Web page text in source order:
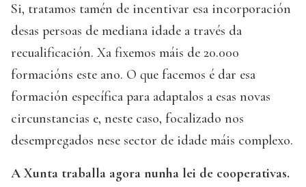
Si, tratamos tamén de incentivar esa incorporación
desas persoas de mediana idade a través da
recualificación. Xa fixemos máis de 20.000
formacións este ano. O que facemos é dar esa
formación específica para adaptalos a esas novas
circunstancias e, neste caso, focalizado nos
desempregados nese sector de idade máis complexo.
A Xunta traballa agora nunha lei de cooperativas.